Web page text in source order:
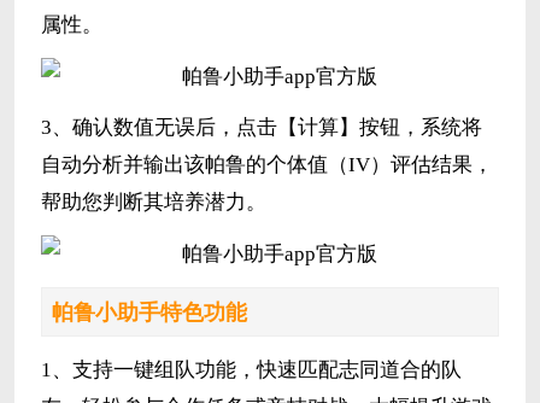
属性。
3、确认数值无误后，点击【计算】按钮，系统将
自动分析并输出该帕鲁的个体值（IV）评估结果，
帮助您判断其培养潜力。
帕鲁小助手特色功能
1、支持一键组队功能，快速匹配志同道合的队